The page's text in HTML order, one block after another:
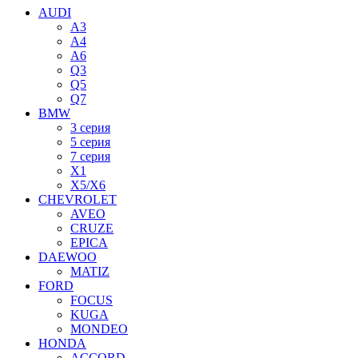
AUDI
A3
A4
A6
Q3
Q5
Q7
BMW
3 серия
5 серия
7 серия
X1
X5/X6
CHEVROLET
AVEO
CRUZE
EPICA
DAEWOO
MATIZ
FORD
FOCUS
KUGA
MONDEO
HONDA